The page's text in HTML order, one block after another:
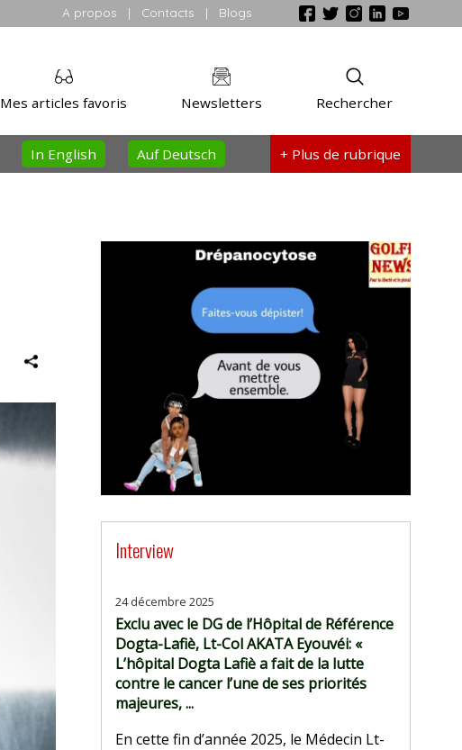
A propos | Contacts | Blogs
Rechercher
Newsletters
Mes articles favoris
+ Plus de rubrique
Auf Deutsch
In English
Interview
24 décembre 2025
Exclu avec le DG de l’Hôpital de Référence
Dogta-Lafiè, Lt-Col AKATA Eyouvéi: «
L’hôpital Dogta Lafiè a fait de la lutte
contre le cancer l’une de ses priorités
majeures, ...
En cette fin d’année 2025, le Médecin Lt-